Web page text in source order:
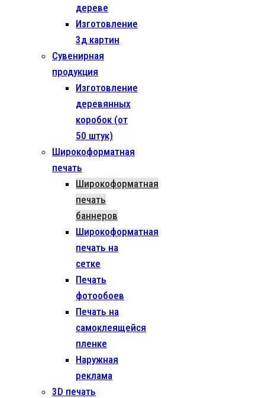
дереве
Изготовление
3д картин
Сувенирная
продукция
Изготовление
деревянных
коробок (от
50 штук)
Широкоформатная
печать
Широкоформатная
печать
баннеров
Широкоформатная
печать на
сетке
Печать
фотообоев
Печать на
самоклеящейся
пленке
Наружная
реклама
3D печать